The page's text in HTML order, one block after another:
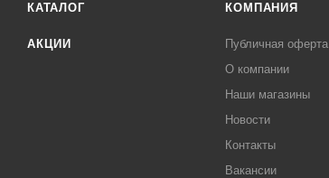
КАТАЛОГ
АКЦИИ
КОМПАНИЯ
Публичная оферта
О компании
Наши магазины
Новости
Контакты
Вакансии